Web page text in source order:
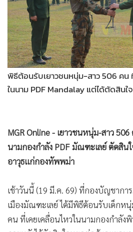
• MGR Live
• Infographic
• การเมือง
• ท่องเที่ยว
• กีฬา
•
ต่างประเทศ
• จีน
• ชุมชน-คุณภาพชีวิต
• อาชญากรรม
• เกม
• วิทยาศาสตร์
• SMEs
ในนาม PDF Mandalay แต่ได้ตัดสินใ
MGR Online - เยาวชนหนุ่ม-สาว 506
อาวุธแก่กองทัพพม่า
เช้าวันนี้ (19 มี.ค. 69) ที่กองบัญชากา